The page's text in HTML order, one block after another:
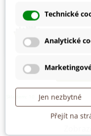
visibilityRychlý náhled
Rukavice
85,00 Kč
Technické
Analytické
Jen nezbytné
Přejít na